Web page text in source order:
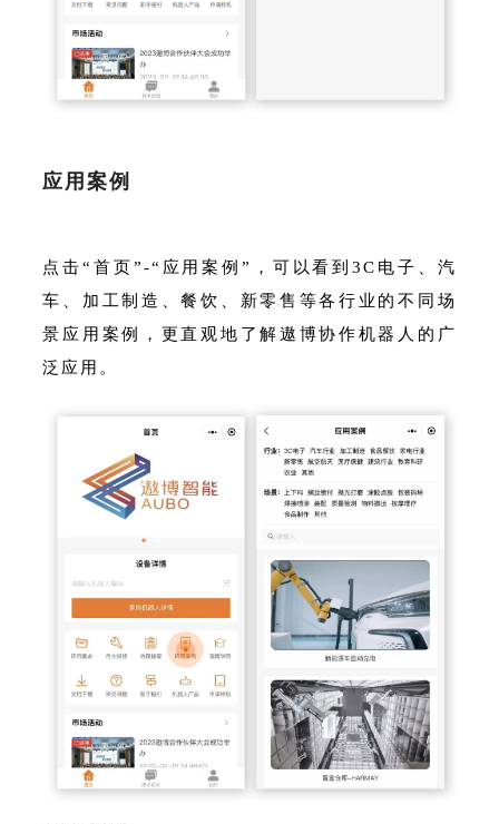
应用案例
点击“首页”-“应用案例”，可以看到3C电子、汽
车、加工制造、餐饮、新零售等各行业的不同场
景应用案例，更直观地了解遨博协作机器人的广
泛应用。